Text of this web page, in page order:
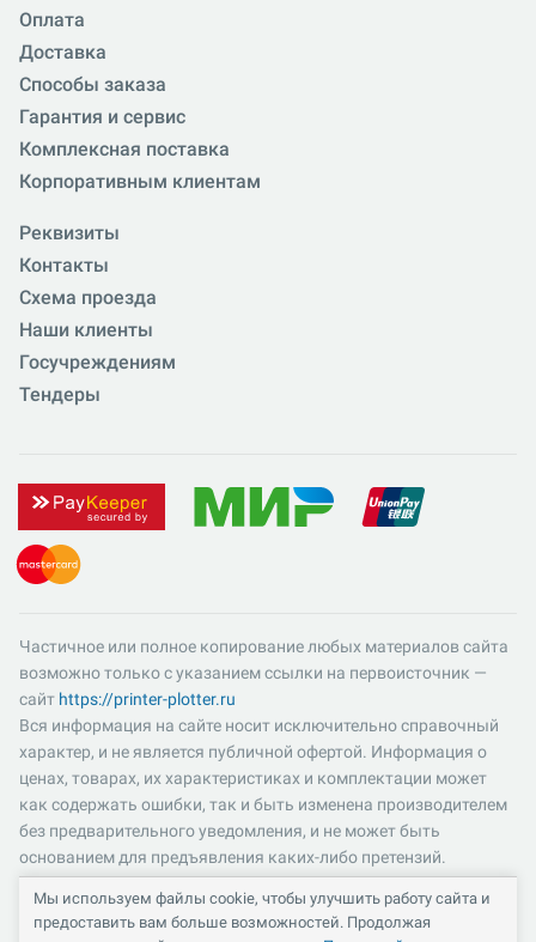
Оплата
Доставка
Способы заказа
Гарантия и сервис
Комплексная поставка
Корпоративным клиентам
Реквизиты
Контакты
Схема проезда
Наши клиенты
Госучреждениям
Тендеры
Частичное или полное копирование любых материалов сайта
возможно только с указанием ссылки на первоисточник —
сайт https://printer-plotter.ru
Вся информация на сайте носит исключительно справочный
характер, и не является публичной офертой. Информация о
ценах, товарах, их характеристиках и комплектации может
как содержать ошибки, так и быть изменена производителем
без предварительного уведомления, и не может быть
основанием для предъявления каких-либо претензий.
Пожалуйста, уточняйте существенные для вас характеристики
и компоненты комплектации товаров. Все цены указаны в
российских рублях и включают в себя НДС 22%.
Мы используем файлы cookie, чтобы улучшить работу сайта и
предоставить вам больше возможностей. Продолжая